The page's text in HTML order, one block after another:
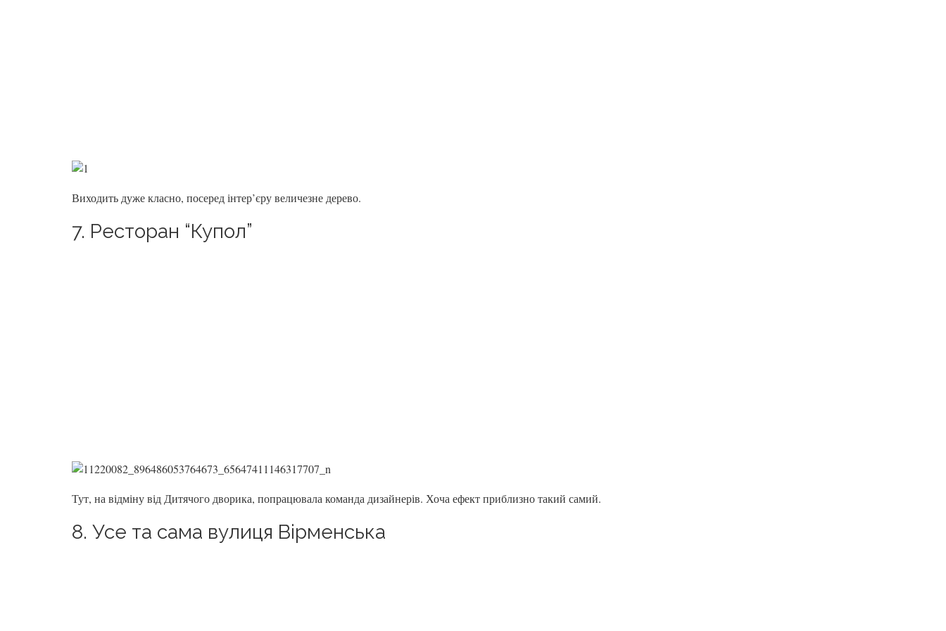
Виходить дуже класно, посеред інтер’єру величезне дерево.
7. Ресторан “Купол”
Тут, на відміну від Дитячого дворика, попрацювала команда дизайнерів. Хоча ефект приблизно такий самий.
8. Усе та сама вулиця Вірменська